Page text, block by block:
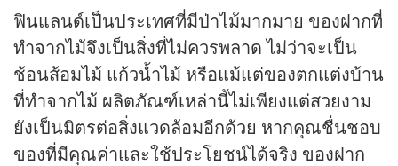
ฟินแลนด์เป็นประเทศที่มีป่าไม้มากมาย ของฝากที่
ทำจากไม้จึงเป็นสิ่งที่ไม่ควรพลาด ไม่ว่าจะเป็น
ช้อนส้อมไม้ แก้วน้ำไม้ หรือแม้แต่ของตกแต่งบ้าน
ที่ทำจากไม้ ผลิตภัณฑ์เหล่านี้ไม่เพียงแต่สวยงาม
ยังเป็นมิตรต่อสิ่งแวดล้อมอีกด้วย หากคุณชื่นชอบ
ของที่มีคุณค่าและใช้ประโยชน์ได้จริง ของฝาก